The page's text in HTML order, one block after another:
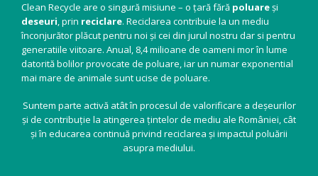
Clean Recycle are o singură misiune – o țară fără poluareși
deseuri, prin reciclare. Reciclarea contribuie la un mediu
înconjurător plăcut pentru noi și cei din jurul nostru dar si pentru
generatiile viitoare. Anual, 8,4 milioane de oameni mor în lume
datorită bolilor provocate de poluare, iar un numar exponential
mai mare de animale sunt ucise de poluare.
Suntem parte activă atât în procesul de valorificare a deșeurilor
și de contribuție la atingerea țintelor de mediu ale României, cât
și în educarea continuă privind reciclarea și impactul poluării
asupra mediului.